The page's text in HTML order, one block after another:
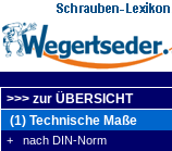
>>> zur ÜBERSICHT
(1) Technische Maße
+ nach DIN-Norm